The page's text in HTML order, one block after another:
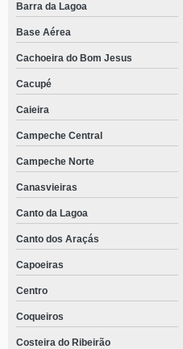
Barra da Lagoa
Base Aérea
Cachoeira do Bom Jesus
Cacupé
Caieira
Campeche Central
Campeche Norte
Canasvieiras
Canto da Lagoa
Canto dos Araçás
Capoeiras
Centro
Coqueiros
Costeira do Ribeirão